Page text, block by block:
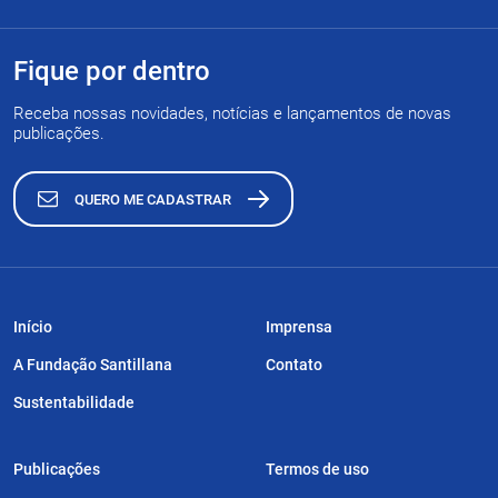
Fique por dentro
Receba nossas novidades, notícias e lançamentos de novas
publicações.
QUERO ME CADASTRAR
Início
A Fundação Santillana
Sustentabilidade
Publicações
Imprensa
Contato
Termos de uso